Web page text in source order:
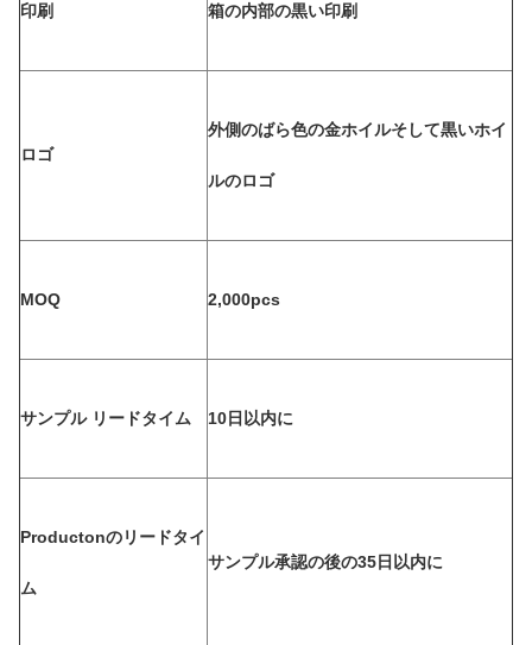
印刷 箱の内部の黒い印刷
ロゴ
外側のばら色の金ホイルそして黒いホイ
ルのロゴ
MOQ 2,000pcs
サンプル リードタイム 10日以内に
Productonのリードタイ
ム
サンプル承認の後の35日以内に